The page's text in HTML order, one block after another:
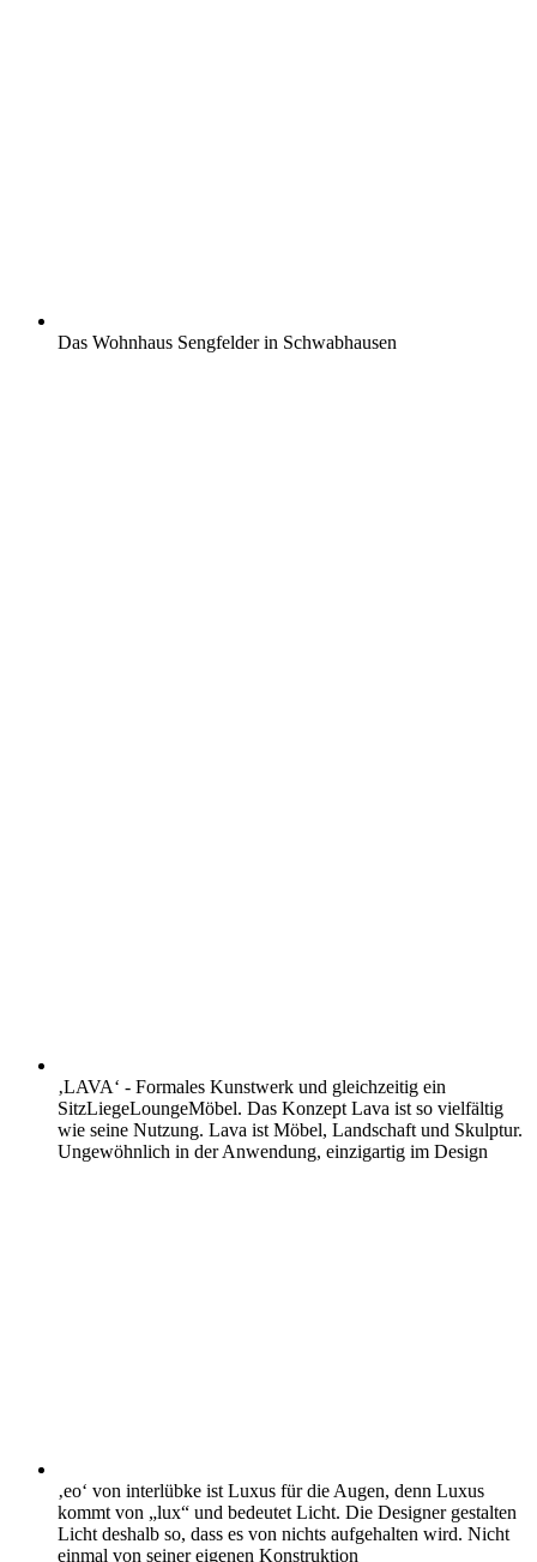
Das Wohnhaus Sengfelder in Schwabhausen
‚LAVA‘ - Formales Kunstwerk und gleichzeitig ein
SitzLiegeLoungeMöbel. Das Konzept Lava ist so vielfältig
wie seine Nutzung. Lava ist Möbel, Landschaft und Skulptur.
Ungewöhnlich in der Anwendung, einzigartig im Design
‚eo‘ von interlübke ist Luxus für die Augen, denn Luxus
kommt von „lux“ und bedeutet Licht. Die Designer gestalten
Licht deshalb so, dass es von nichts aufgehalten wird. Nicht
einmal von seiner eigenen Konstruktion